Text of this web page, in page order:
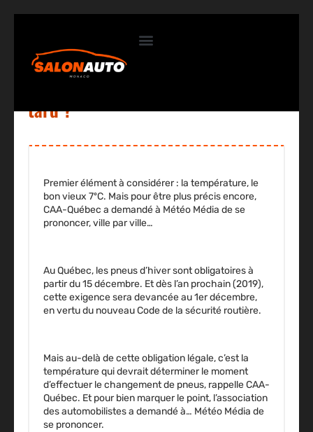
Est-il trop tôt pour installer vos
tard ?
Premier élément à considérer : la température, le
bon vieux 7ºC. Mais pour être plus précis encore,
CAA-Québec a demandé à Météo Média de se
prononcer, ville par ville…
Au Québec, les pneus d’hiver sont obligatoires à
partir du 15 décembre. Et dès l’an prochain (2019),
cette exigence sera devancée au 1er décembre,
en vertu du nouveau Code de la sécurité routière.
Mais au-delà de cette obligation légale, c’est la
température qui devrait déterminer le moment
d’effectuer le changement de pneus, rappelle CAA-
Québec. Et pour bien marquer le point, l’association
des automobilistes a demandé à… Météo Média de
se prononcer.